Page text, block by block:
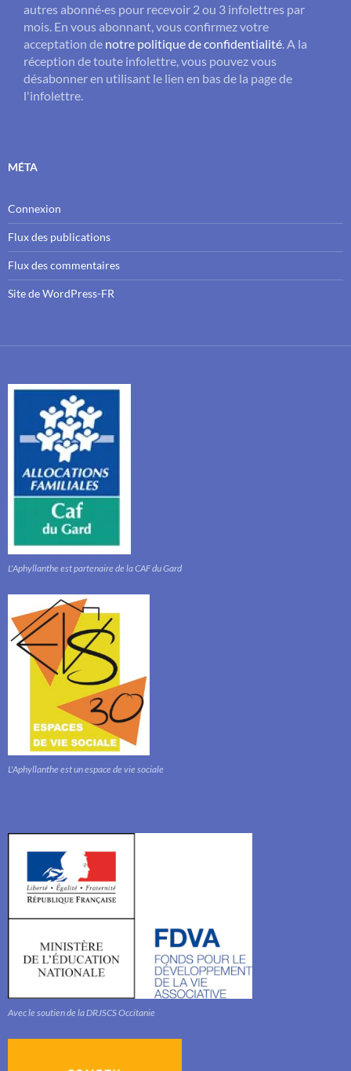
autres abonné·es pour recevoir 2 ou 3 infolettres par
mois. En vous abonnant, vous confirmez votre
acceptation de notre politique de confidentialité . A la
réception de toute infolettre, vous pouvez vous
désabonner en utilisant le lien en bas de la page de
l'infolettre.
MÉTA
Connexion
Flux des publications
Flux des commentaires
Site de WordPress-FR
L'Aphyllanthe est partenaire de la CAF du Gard
L'Aphyllanthe est un espace de vie sociale
Avec le soutien de la DRJSCS Occitanie